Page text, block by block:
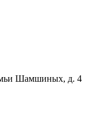
Шамшиных, д. 4